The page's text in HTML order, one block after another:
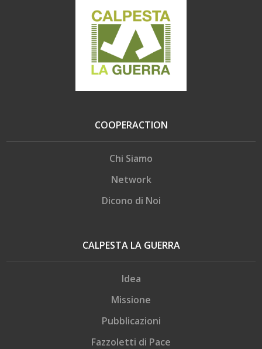
COOPERACTION
Chi Siamo
Network
Dicono di Noi
CALPESTA LA GUERRA
Idea
Missione
Pubblicazioni
Fazzoletti di Pace